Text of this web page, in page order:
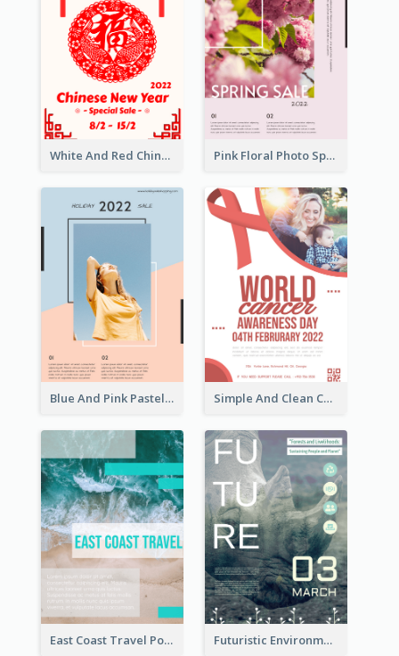
White And Red Chinese New Year Sale Poster Pink Floral Photo Spring Sale Poster
Blue And Pink Pastel Minimal Sale Poster Simple And Clean Coral Ribbon Poster Design Idea
East Coast Travel Poster In Green Colour Tone Futuristic Environmentally Friendly Messages Poster Design